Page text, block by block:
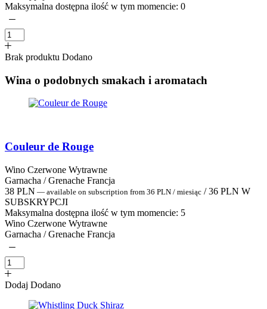
Maksymalna dostępna ilość w tym momencie: 0
Brak produktu Dodano
Wina o podobnych smakach i aromatach
Couleur de Rouge
Wino Czerwone Wytrawne
Garnacha / Grenache Francja
38 PLN — available on subscription from 36 PLN / miesiąc / 36 PLN W
SUBSKRYPCJI
Maksymalna dostępna ilość w tym momencie: 5
Wino Czerwone Wytrawne
Garnacha / Grenache Francja
Dodaj Dodano